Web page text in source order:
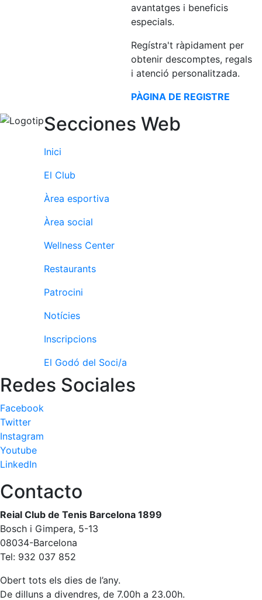
Preguntes
Freqüents
Treballa amb
Àrea esportiva
Tennis
Escola de
tennis
Next Gen
Palmarès
equips
Llegendes
Jugadors
professionals
Competicions
Campionat
Social de
Tennis
de Joc
Històric
del
Campionat
Social
Fotos
Normativa
Pàdel
avantatges i beneficis
especials.
Regístra't ràpidament per
obtenir descomptes, regals
i atenció personalitzada.
PÀGINA DE REGISTRE
Secciones Web
Inici
El Club
Àrea esportiva
Àrea social
Wellness Center
Restaurants
Patrocini
Notícies
Inscripcions
El Godó del Soci/a
Redes Sociales
Facebook
Twitter
Instagram
Youtube
LinkedIn
Contacto
Reial Club de Tenis Barcelona 1899
Bosch i Gimpera, 5-13
08034-Barcelona
Tel: 932 037 852
Obert tots els dies de l’any.
De dilluns a divendres, de 7.00h a 23.00h.